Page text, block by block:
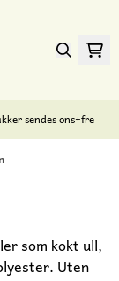
sendes ons+fre
som kokt ull,
Uten